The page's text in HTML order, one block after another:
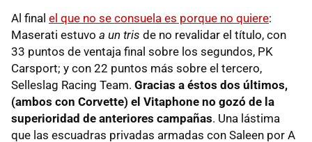
Al final el que no se consuela es porque no quiere:
Maserati estuvo a un tris de no revalidar el título, con
33 puntos de ventaja final sobre los segundos, PK
Carsport; y con 22 puntos más sobre el tercero,
Selleslag Racing Team. Gracias a éstos dos últimos,
(ambos con Corvette) el Vitaphone no gozó de la
superioridad de anteriores campañas. Una lástima
que las escuadras privadas armadas con Saleen por A